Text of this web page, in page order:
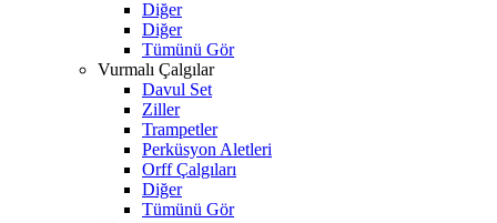
Diğer
Diğer
Tümünü Gör
Vurmalı Çalgılar
Davul Set
Ziller
Trampetler
Perküsyon Aletleri
Orff Çalgıları
Diğer
Tümünü Gör